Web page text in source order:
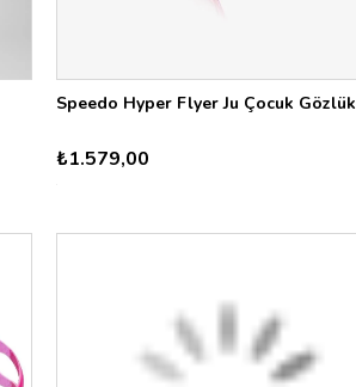
Speedo Hyper Flyer Ju Çocuk Gözlük
₺1.579,00